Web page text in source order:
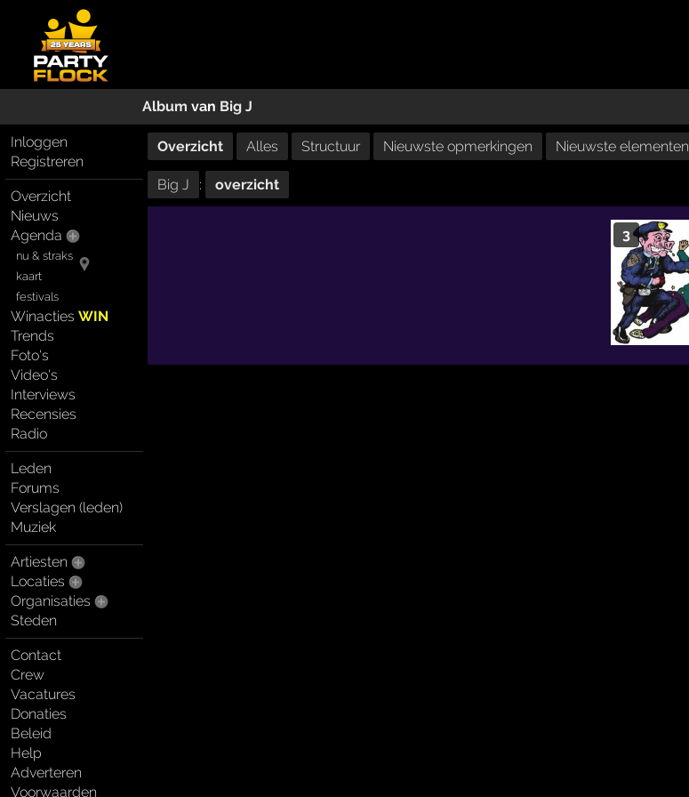
Album van Big J
Inloggen
Registreren
Overzicht
Nieuws
Agenda
nu & straks
kaart
festivals
WinactiesWIN
Trends
Foto's
Video's
Interviews
Recensies
Radio
Leden
Forums
Verslagen (leden)
Muziek
Artiesten
Locaties
Organisaties
Steden
Contact
Crew
Vacatures
Donaties
Beleid
Help
Adverteren
Voorwaarden
Overzicht Alles Structuur Nieuwste opmerkingen Nieuwste elementen
Big J : overzicht
3